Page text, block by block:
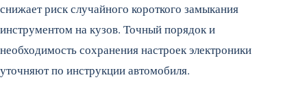
снижает риск случайного короткого замыкания
инструментом на кузов. Точный порядок и
необходимость сохранения настроек электроники
уточняют по инструкции автомобиля.